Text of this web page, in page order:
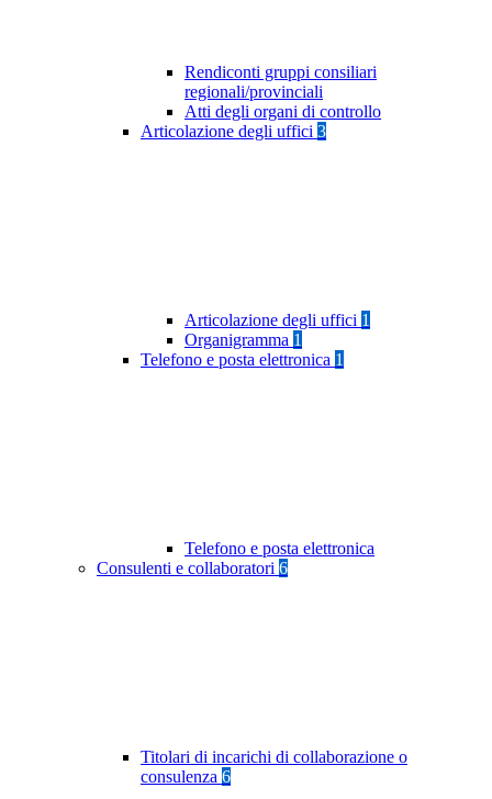
Rendiconti gruppi consiliari
regionali/provinciali
Atti degli organi di controllo
Articolazione degli uffici 3
Articolazione degli uffici 1
Organigramma 1
Telefono e posta elettronica 1
Telefono e posta elettronica
Consulenti e collaboratori 6
Titolari di incarichi di collaborazione o
consulenza 6